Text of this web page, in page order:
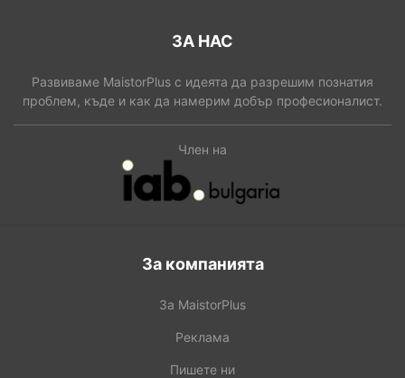
ЗА НАС
Развиваме MaistorPlus с идеята да разрешим познатия
проблем, къде и как да намерим добър професионалист.
Член на
За компанията
За MaistorPlus
Реклама
Пишете ни